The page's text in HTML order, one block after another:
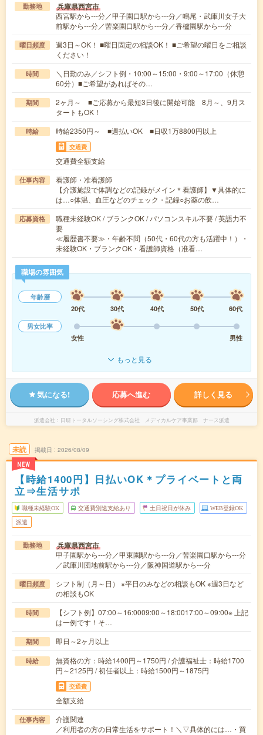
勤務地 兵庫県西宮市
西宮駅から---分／甲子園口駅から---分／鳴尾・武庫川女子大
前駅から---分／苦楽園口駅から---分／香櫨園駅から---分
曜日頻度
週3日～OK！ ■曜日固定の相談OK！ ■ご希望の曜日をご相談
ください！
時間
＼日勤のみ／シフト例・10:00～15:00・9:00～17:00（休憩
60分）■ご希望があればその…
期間
2ヶ月～ ■ご応募から最短3日後に開始可能 8月～、9月ス
タートもOK！
時給 時給2350円～ ■週払いOK ■日収1万8800円以上
交通費
交通費全額支給
仕事内容
看護師・准看護師
【介護施設で体調などの記録がメイン＊看護師】▼具体的に
は…○体温、血圧などのチェック・記録○お薬の飲…
応募資格
職種未経験OK / ブランクOK / パソコンスキル不要 / 英語力不
要
≪履歴書不要≫・年齢不問（50代・60代の方も活躍中！）・
未経験OK・ブランクOK・看護師資格（准看…
職場の雰囲気
年齢層
20代
30代 40代 50代
60代
男女比率
女性
男性
もっと見る
気になる! 応募へ進む 詳しく見る
派遣会社 日研トータルソーシング株式会社 メディカルケア事業部 ナース派遣
未読
NEW
掲載日 2026/08/09
【時給1400円】日払いOK＊プライベートと両
立⇒生活サポ
職種未経験OK 交通費別途支給あり 土日祝日が休み WEB登録OK
派遣
勤務地 兵庫県西宮市
甲子園駅から---分／甲東園駅から---分／苦楽園口駅から---分
／武庫川団地前駅から---分／阪神国道駅から---分
曜日頻度
シフト制（月～日） ※平日のみなどの相談もOK ※週3日など
の相談もOK
時間
【シフト例】07:00～16:0009:00～18:0017:00～09:00※ 上記
は一例です！そ…
期間 即日～2ヶ月以上
時給
無資格の方：時給1400円～1750円 / 介護福祉士：時給1700
円～2125円 / 初任者以上：時給1500円～1875円
交通費
全額支給
仕事内容
介護関連
／利用者の方の日常生活をサポート！＼▽具体的には…・買